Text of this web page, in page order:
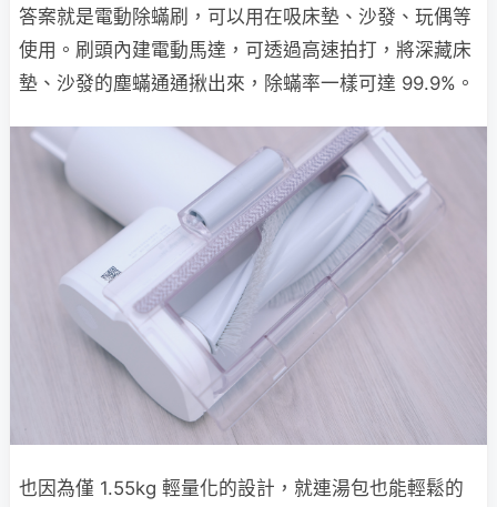
答案就是電動除蟎刷，可以用在吸床墊、沙發、玩偶等
使用。刷頭內建電動馬達，可透過高速拍打，將深藏床
墊、沙發的塵蟎通通揪出來，除蟎率一樣可達 99.9%。
也因為僅 1.55kg 輕量化的設計，就連湯包也能輕鬆的